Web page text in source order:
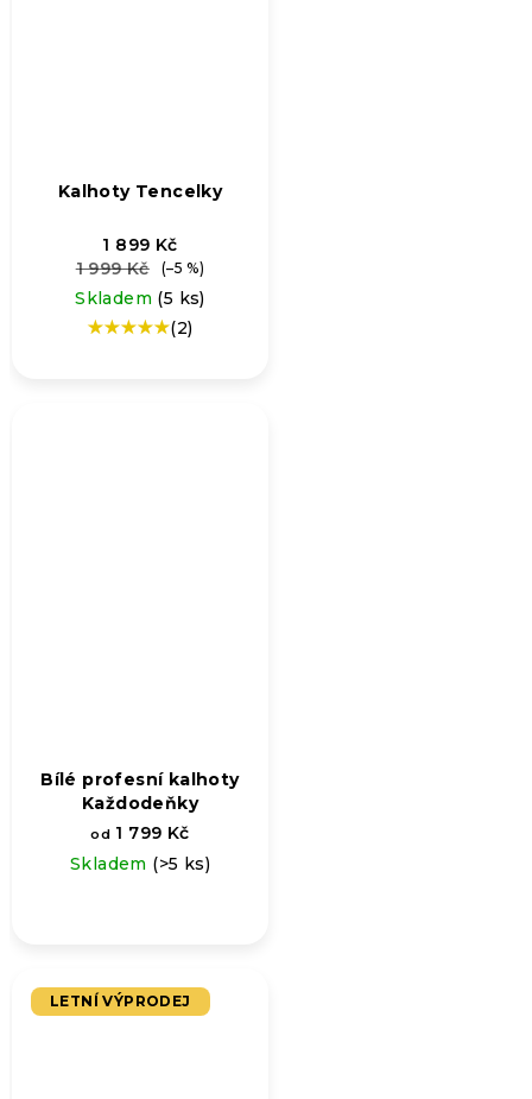
Kalhoty Tencelky
1 899 Kč
1 999 Kč
(–5 %)
Skladem (5 ks)
Průměrné(2)
Bílé profesní kalhoty
Každodeňky
od 1 799 Kč
Skladem (>5 ks)
LETNÍ VÝPRODEJ